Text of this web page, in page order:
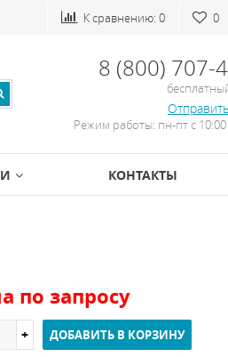
0
К сравнению: 0
8 (800) 707-
Режим работы: пн-пт с
КОНТАКТЫ
по запросу
ДОБАВИТЬ В КОРЗИНУ